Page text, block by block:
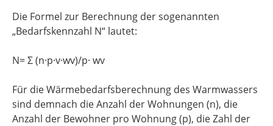
Die Formel zur Berechnung der sogenannten
„Bedarfskennzahl N“ lautet:
N= Σ (n·p·v·wv)/p· wv
Für die Wärmebedarfsberechnung des Warmwassers
sind demnach die Anzahl der Wohnungen (n), die
Anzahl der Bewohner pro Wohnung (p), die Zahl der